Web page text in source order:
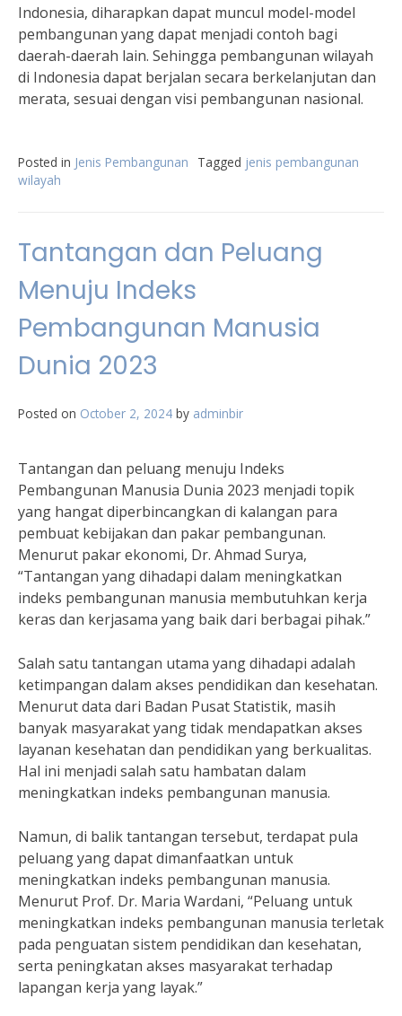
Indonesia, diharapkan dapat muncul model-model
pembangunan yang dapat menjadi contoh bagi
daerah-daerah lain. Sehingga pembangunan wilayah
di Indonesia dapat berjalan secara berkelanjutan dan
merata, sesuai dengan visi pembangunan nasional.
Posted in Jenis Pembangunan Tagged jenis pembangunan
wilayah
Tantangan dan Peluang
Menuju Indeks
Pembangunan Manusia
Dunia 2023
Posted on October 2, 2024 by adminbir
Tantangan dan peluang menuju Indeks
Pembangunan Manusia Dunia 2023 menjadi topik
yang hangat diperbincangkan di kalangan para
pembuat kebijakan dan pakar pembangunan.
Menurut pakar ekonomi, Dr. Ahmad Surya,
“Tantangan yang dihadapi dalam meningkatkan
indeks pembangunan manusia membutuhkan kerja
keras dan kerjasama yang baik dari berbagai pihak.”
Salah satu tantangan utama yang dihadapi adalah
ketimpangan dalam akses pendidikan dan kesehatan.
Menurut data dari Badan Pusat Statistik, masih
banyak masyarakat yang tidak mendapatkan akses
layanan kesehatan dan pendidikan yang berkualitas.
Hal ini menjadi salah satu hambatan dalam
meningkatkan indeks pembangunan manusia.
Namun, di balik tantangan tersebut, terdapat pula
peluang yang dapat dimanfaatkan untuk
meningkatkan indeks pembangunan manusia.
Menurut Prof. Dr. Maria Wardani, “Peluang untuk
meningkatkan indeks pembangunan manusia terletak
pada penguatan sistem pendidikan dan kesehatan,
serta peningkatan akses masyarakat terhadap
lapangan kerja yang layak.”